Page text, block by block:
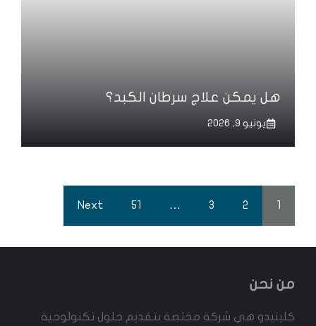
هل يمكن علاج سرطان الكبد؟
يونيو 9, 2026
1
2
3
…
51
Next
من نحن
كلينيدو هي شركة مختصة بتقديم حلول تكنولوجية